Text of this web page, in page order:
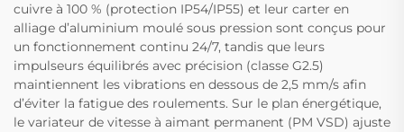
cuivre à 100 % (protection IP54/IP55) et leur carter en
alliage d’aluminium moulé sous pression sont conçus pour
un fonctionnement continu 24/7, tandis que leurs
impulseurs équilibrés avec précision (classe G2.5)
maintiennent les vibrations en dessous de 2,5 mm/s afin
d’éviter la fatigue des roulements. Sur le plan énergétique,
le variateur de vitesse à aimant permanent (PM VSD) ajuste